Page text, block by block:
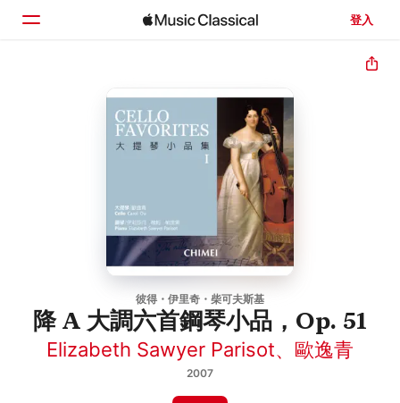
登入
彼得・伊里奇・柴可夫斯基
降 A 大調六首鋼琴小品，Op. 51
Elizabeth Sawyer Parisot、 歐逸青
2007